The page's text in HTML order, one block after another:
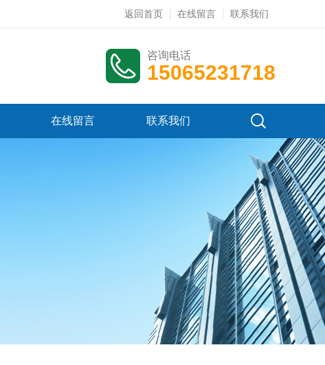
返回首页 在线留言 联系我们
咨询电话
15065231718
在线留言 联系我们